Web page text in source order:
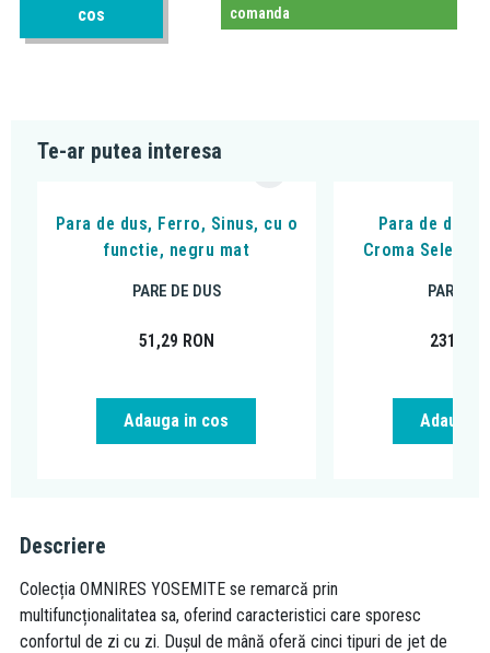
cos
comanda
Te-ar putea interesa
Para de dus, Ferro, Sinus, cu o
functie, negru mat
PARE DE DUS
51,29 RON
Adauga in cos
Para de dus
Croma Select
PARE DE
231,86
Adauga
Descriere
Colecția OMNIRES YOSEMITE se remarcă prin
multifuncționalitatea sa, oferind caracteristici care sporesc
confortul de zi cu zi. Dușul de mână oferă cinci tipuri de jet de